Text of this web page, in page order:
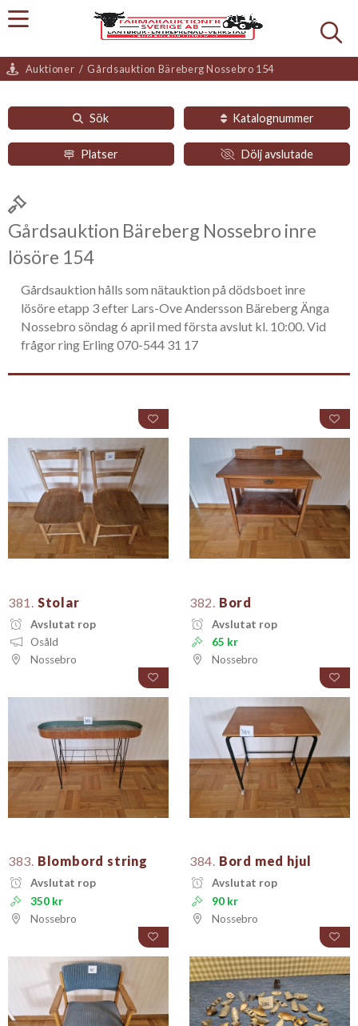
Auktioner / Gårdsauktion Bäreberg Nossebro 154
Sök Katalognummer
Platser Dölj avslutade
Gårdsauktion Bäreberg Nossebro inre
lösöre 154
Gårdsauktion hålls som nätauktion på dödsboet inre
lösöre etapp 3 efter Lars-Ove Andersson Bäreberg Änga
Nossebro söndag 6 april med första avslut kl. 10:00. Vid
frågor ring Erling 070-544 31 17
381. Stolar
Avslutat rop
Osåld
Nossebro
382. Bord
Avslutat rop
65 kr
Nossebro
383. Blombord string
Avslutat rop
350 kr
Nossebro
384. Bord med hjul
Avslutat rop
90 kr
Nossebro